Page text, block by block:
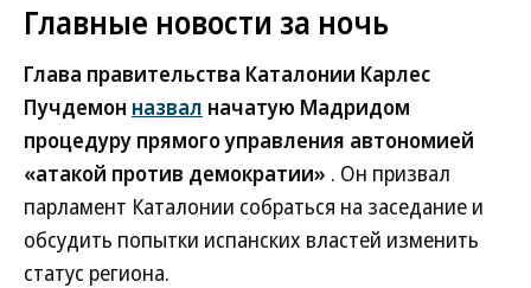
Главные новости за ночь
Глава правительства Каталонии Карлес
Пучдемон назвал начатую Мадридом
процедуру прямого управления автономией
«атакой против демократии» . Он призвал
парламент Каталонии собраться на заседание и
обсудить попытки испанских властей изменить
статус региона.